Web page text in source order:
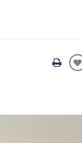
Oldal